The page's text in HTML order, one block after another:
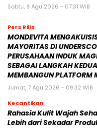
Sabtu, 8 Agu 2026 - 07:31 WIB
Pers Rilis
MONDEVITA
MAYORITAS DI
PERUSAHAAN INDUK
SEBAGAI LANGKAH
MEMBANGUN PLATFORM
Jumat, 7 Agu 2026 - 09:32 WIB
Kecantikan
Rahasia Kulit Wajah
Lebih dari Sekadar